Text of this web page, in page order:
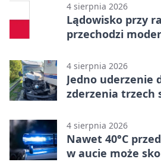
4 sierpnia 2026
Lądowisko przy
przechodzi
4 sierpnia 2026
Jedno uderzenie
zderzenia trzech
4 sierpnia 2026
Nawet 40°C
w aucie może